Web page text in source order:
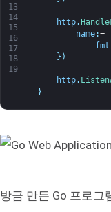
13
14
15
16
17
18
19
http.
name:=
fmt
} )
http.
}
방금 만든 Go 프로그